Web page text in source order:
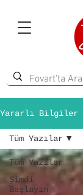
Yararlı Bilgiler
Tüm Yazılar
Şimdi
Başlayın
Tüm Yazılar